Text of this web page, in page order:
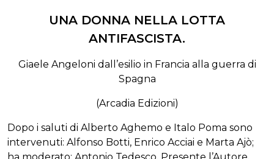
UNA DONNA NELLA LOTTA
ANTIFASCISTA.
Giaele Angeloni dall’esilio in Francia alla guerra di
Spagna
(Arcadia Edizioni)
Dopo i saluti di Alberto Aghemo e Italo Poma sono
intervenuti: Alfonso Botti, Enrico Acciai e Marta Ajò;